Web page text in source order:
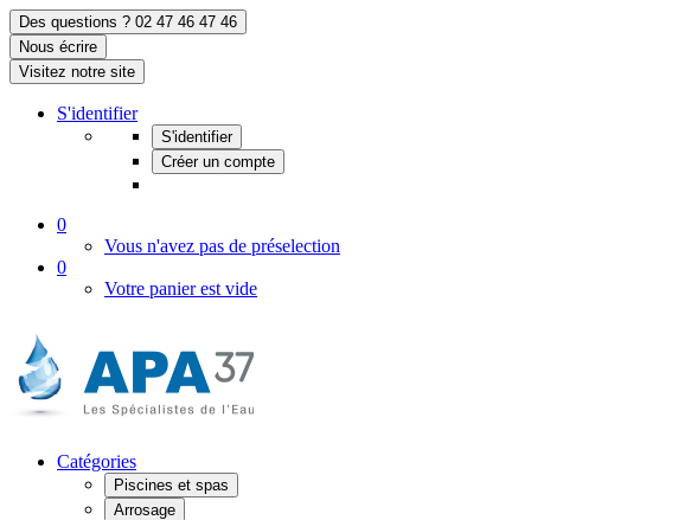
Des questions ? 02 47 46 47 46
Nous écrire
Visitez notre site
S'identifier
S'identifier
Créer un compte
0
Vous n'avez pas de préselection
0
Votre panier est vide
Catégories
Piscines et spas
Arrosage